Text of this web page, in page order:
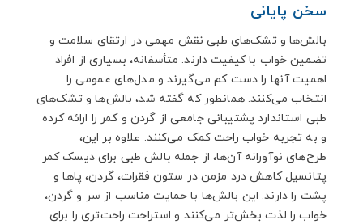
سخن پایانی
بالش‌ها و تشک‌های طبی نقش مهمی در ارتقای سلامت و
تضمین خواب با کیفیت دارند. متأسفانه، بسیاری از افراد
اهمیت آنها را دست کم می‌گیرند و مدل‌های عمومی را
انتخاب می‌کنند. همانطور که گفته شد، بالش‌ها و تشک‌های
طبی استاندارد پشتیبانی جامعی از گردن و کمر را ارائه کرده
و به تجربه خواب راحت کمک می‌کنند. علاوه بر این،
طرح‌های نوآورانه آن‌ها، از جمله بالش طبی برای دیسک کمر
پتانسیل کاهش درد مزمن در ستون فقرات، گردن، پاها و
پشت را دارند. این بالش‌ها با حمایت مناسب از سر و گردن،
خواب را لذت بخش‌تر می‌کنند و استراحت راحت‌تری را برای